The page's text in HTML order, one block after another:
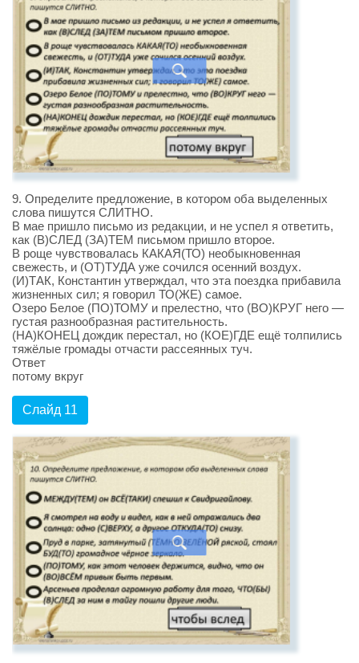
9. Определите предложение, в котором оба выделенных
слова пишутся СЛИТНО.
В мае пришло письмо из редакции, и не успел я ответить,
как (В)СЛЕД (ЗА)ТЕМ письмом пришло второе.
В роще чувствовалась КАКАЯ(ТО) необыкновенная
свежесть, и (ОТ)ТУДА уже сочился осенний воздух.
(И)ТАК, Константин утверждал, что эта поездка прибавила
жизненных сил; я говорил ТО(ЖЕ) самое.
Озеро Белое (ПО)ТОМУ и прелестно, что (ВО)КРУГ него —
густая разнообразная растительность.
(НА)КОНЕЦ дождик перестал, но (КОЕ)ГДЕ ещё толпились
тяжёлые громады отчасти рассеянных туч.
Ответ
потому вкруг
Слайд 11